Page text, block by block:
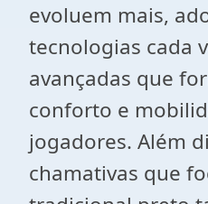
evoluem mais,
tecnologias cada
avançadas que
conforto e
jogadores. Além
chamativas que